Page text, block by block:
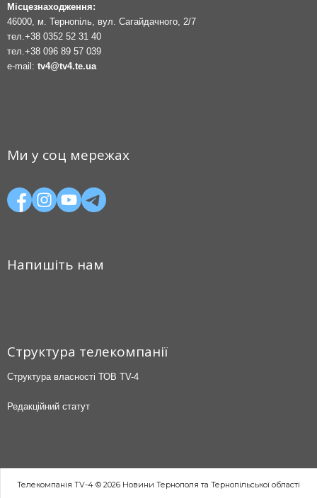
Місцезнаходження:
46000, м. Тернопіль, вул. Сагайдачного, 2/7
тел. +38 0352 52 31 40
тел. +38 096 89 57 039
e-mail: tv4@tv4.te.ua
Ми у соц мережах
Напишіть нам
Структура телекомпанії
Структура власності ТОВ TV-4
Редакційний статут
Телекомпанія TV-4 © 2026 Новини Тернополя та Тернопільської області